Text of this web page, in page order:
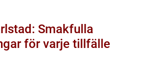
Smakfulla
för varje tillfälle